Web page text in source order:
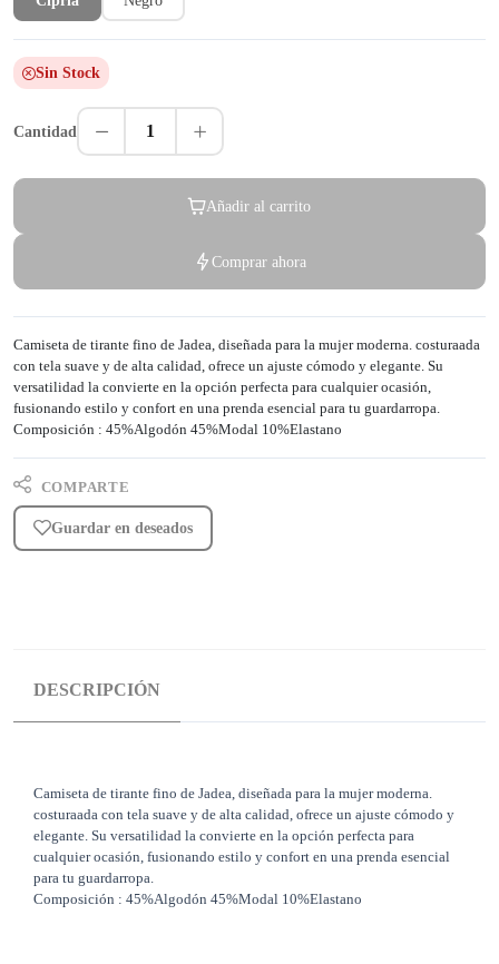
Sin Stock
Cantidad 1
Añadir al carrito
Comprar ahora
Camiseta de tirante fino de Jadea, diseñada para la mujer moderna. costuraada
con tela suave y de alta calidad, ofrece un ajuste cómodo y elegante. Su
versatilidad la convierte en la opción perfecta para cualquier ocasión,
fusionando estilo y confort en una prenda esencial para tu guardarropa.
Composición : 45%Algodón 45%Modal 10%Elastano
COMPARTE
Guardar en deseados
DESCRIPCIÓN
Camiseta de tirante fino de Jadea, diseñada para la mujer moderna.
costuraada con tela suave y de alta calidad, ofrece un ajuste cómodo y
elegante. Su versatilidad la convierte en la opción perfecta para
cualquier ocasión, fusionando estilo y confort en una prenda esencial
para tu guardarropa.
Composición : 45%Algodón 45%Modal 10%Elastano